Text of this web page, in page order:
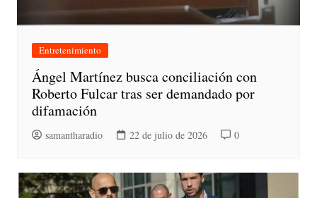
Entretenimiento
Ángel Martínez busca conciliación con
Roberto Fulcar tras ser demandado por
difamación
samantharadio 22 de julio de 2026 0